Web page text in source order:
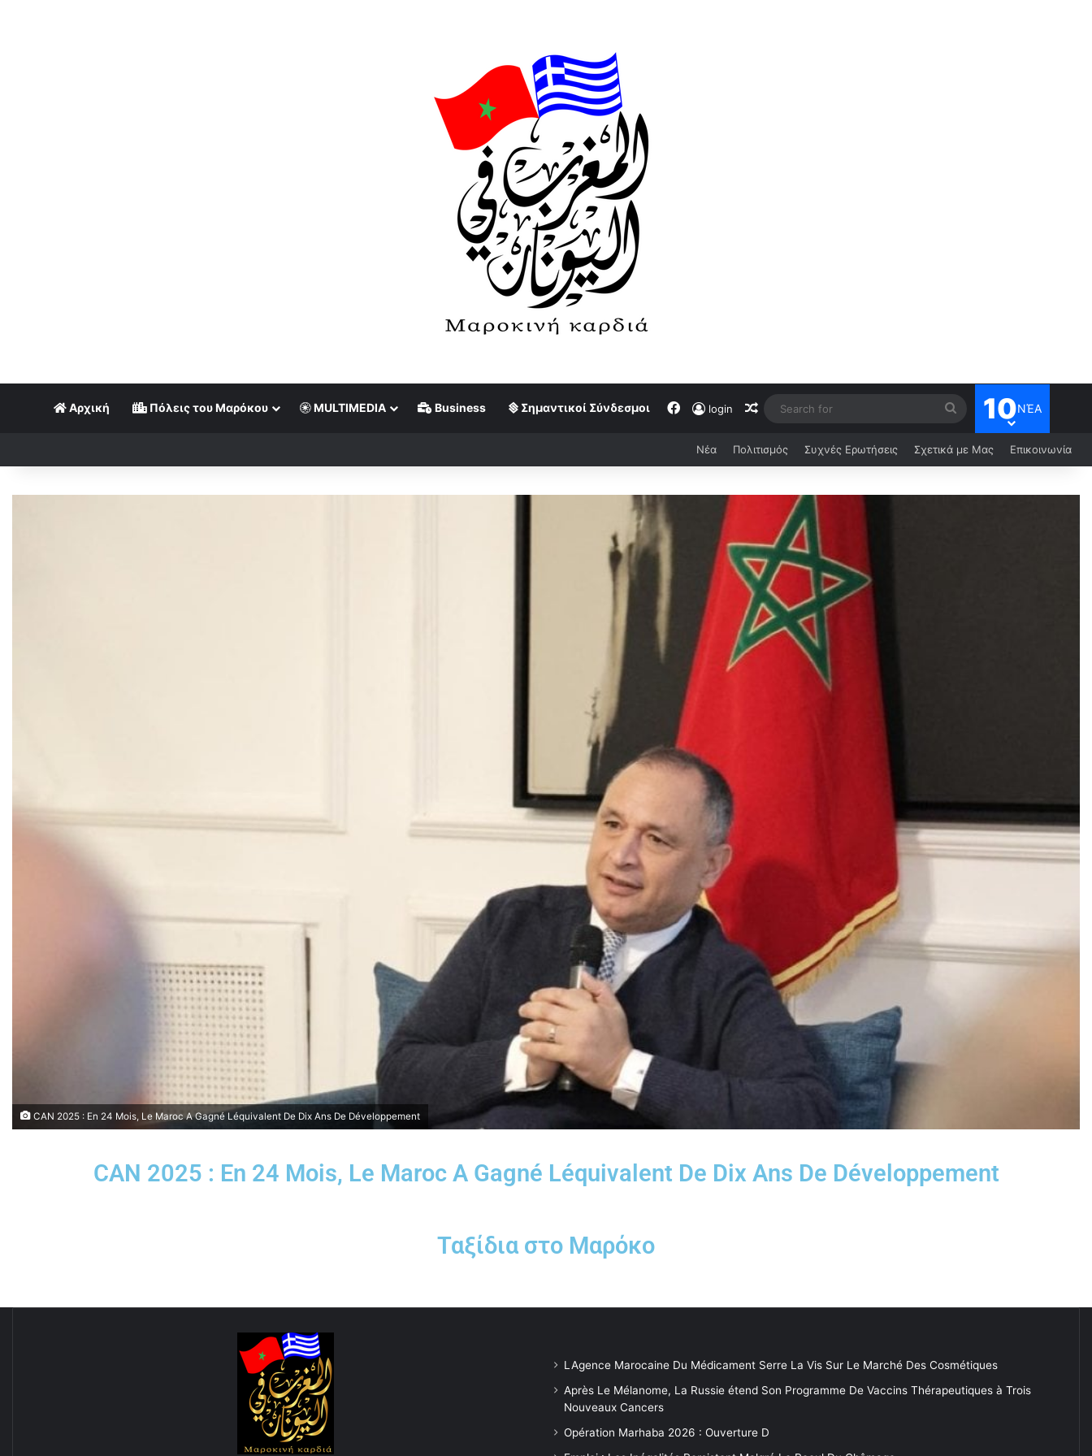
Αρχική Πόλεις του Μαρόκου MULTIMEDIA Business Σημαντικοί Σύνδεσμοι login 10ΝΈΑ
Νέα Πολιτισμός Συχνές Ερωτήσεις Σχετικά με Μας Επικοινωνία
CAN 2025 : En 24 Mois, Le Maroc A Gagné Léquivalent De Dix Ans De Développement
CAN 2025 : En 24 Mois, Le Maroc A Gagné Léquivalent De Dix Ans De Développement
Ταξίδια στο Μαρόκο
LAgence Marocaine Du Médicament Serre La Vis Sur Le Marché Des Cosmétiques
Après Le Mélanome, La Russie étend Son Programme De Vaccins Thérapeutiques à Trois
Nouveaux Cancers
Opération Marhaba 2026 : Ouverture D